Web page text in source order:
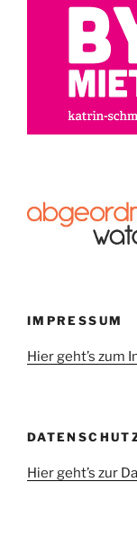
IMPRESSUM
Hier geht’s zum
Hier geht’s zur